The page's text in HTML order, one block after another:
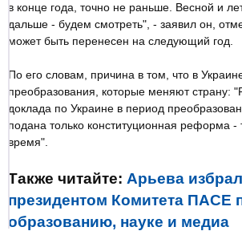
в конце года, точно не раньше. Весной и
дальше - будем смотреть", - заявил он,
может быть перенесен на следующий год.
По его словам, причина в том, что в
преобразования, которые меняют страну:
доклада по Украине в период
подана только конституционная реформа
время".
Также читайте: Арьева
президентом Комитета ПАСЕ
образованию, науке и медиа